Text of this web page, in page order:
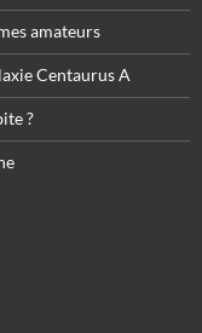
amateurs
Centaurus A
?